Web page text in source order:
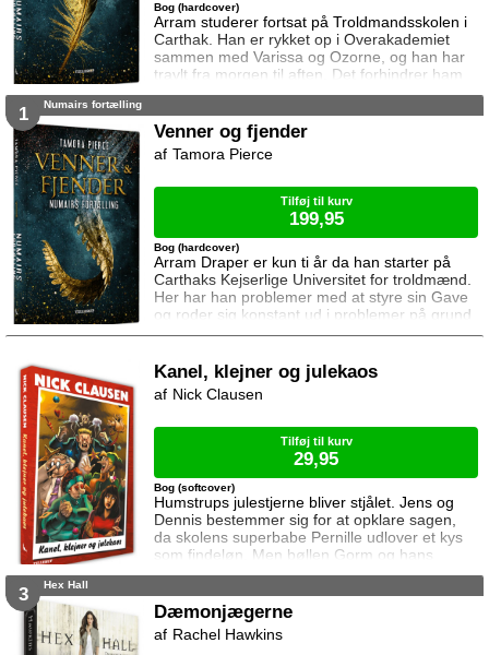
Arram studerer fortsat på Troldmandsskolen i
Carthak. Han er rykket op i Overakademiet
sammen med Varissa og Ozorne, og han har
travlt fra morgen til aften. Det forhindrer ham
dog ikke i at komme i vanskeligheder, og
gladiatorer der skaber dem. Dette er historien
om Arram Draper, senere kendt som Numair
Salmalin, og hvordan han blev en af de største
Bog (hardcover)
1 Numairs fortælling
Venner og fjender
Arram Draper er kun ti år da han starter på
Carthaks Kejserlige Universitet for troldmænd.
Her har han problemer med at styre sin Gave
og roder sig konstant ud i problemer på grund
af sin nysgerrige natur. Hans store evner og
for ham at finde venner, men efter et uheld
med magi i sin klasse møder han Varissa og
Ozorne. Det bliver starten på et fantastisk
Bog (hardcover)
Tamora Pierce
Tilføj til kurv
199,95
Kanel, klejner og julekaos
Humstrups julestjerne bliver stjålet. Jens og
Dennis bestemmer sig for at opklare sagen,
da skolens superbabe Pernille udlover et kys
som findeløn. Men bøllen Gorm og hans
kumpaner gør ikke livet nemt for de to venner.
har hugget mere end blot en stjerne. Det lader
til at selve Humstrups jul står på spil ...
Bog (softcover)
Nick Clausen
Tilføj til kurv
29,95
3 Hex Hall
Dæmonjægerne
Rachel Hawkins